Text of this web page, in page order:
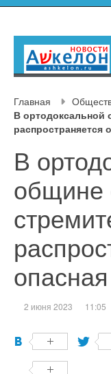
Главная
В ортодоксальной
распространяется
В
общине
2 июня 2023 11:05